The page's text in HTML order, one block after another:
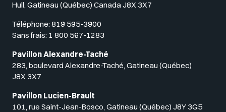
Hull, Gatineau (Québec) Canada J8X 3X7
Téléphone: 819 595-3900
Sans frais: 1 800 567-1283
Pavillon Alexandre-Taché
283, boulevard Alexandre-Taché, Gatineau (Québec)
J8X 3X7
Pavillon Lucien-Brault
101, rue Saint-Jean-Bosco, Gatineau (Québec) J8Y 3G5